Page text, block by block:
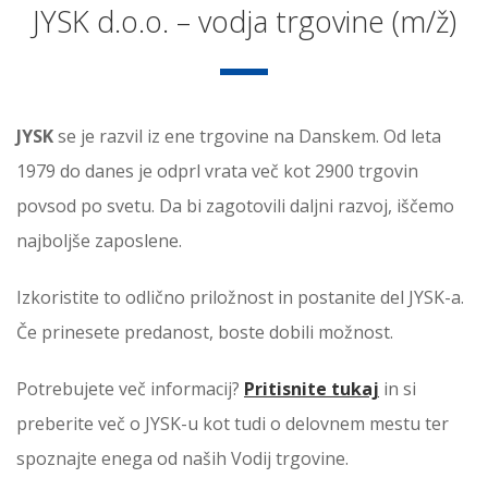
JYSK d.o.o. – vodja trgovine (m/ž)
JYSKse je razvil iz ene trgovine na Danskem. Od leta
1979 do danes je odprl vrata več kot 2900 trgovin
povsod po svetu. Da bi zagotovili daljni razvoj, iščemo
najboljše zaposlene.
Izkoristite to odlično priložnost in postanite del JYSK-a.
Če prinesete predanost, boste dobili možnost.
Potrebujete več informacij? Pritisnite tukaj in si
preberite več o JYSK-u kot tudi o delovnem mestu ter
spoznajte enega od naših Vodij trgovine.